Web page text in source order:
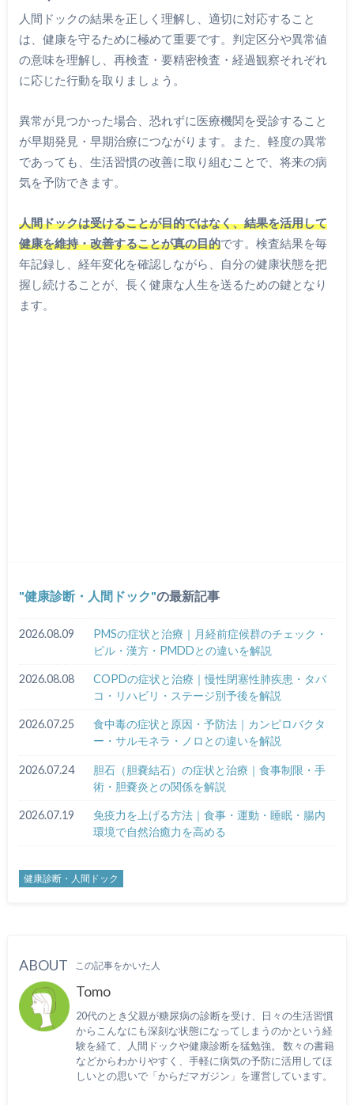
人間ドックの結果を正しく理解し、適切に対応すること
は、健康を守るために極めて重要です。判定区分や異常値
の意味を理解し、再検査・要精密検査・経過観察それぞれ
に応じた行動を取りましょう。
異常が見つかった場合、恐れずに医療機関を受診すること
が早期発見・早期治療につながります。また、軽度の異常
であっても、生活習慣の改善に取り組むことで、将来の病
気を予防できます。
人間ドックは受けることが目的ではなく、結果を活用して
健康を維持・改善することが真の目的です。検査結果を毎
年記録し、経年変化を確認しながら、自分の健康状態を把
握し続けることが、長く健康な人生を送るための鍵となり
ます。
健康診断・人間ドック の最新記事
2026.08.09
PMSの症状と治療｜月経前症候群のチェック・
ピル・漢方・PMDDとの違いを解説
2026.08.08
COPDの症状と治療｜慢性閉塞性肺疾患・タバ
コ・リハビリ・ステージ別予後を解説
2026.07.25
食中毒の症状と原因・予防法｜カンピロバクタ
ー・サルモネラ・ノロとの違いを解説
2026.07.24
胆石（胆嚢結石）の症状と治療｜食事制限・手
術・胆嚢炎との関係を解説
2026.07.19
免疫力を上げる方法｜食事・運動・睡眠・腸内
環境で自然治癒力を高める
健康診断・人間ドック
ABOUT この記事をかいた人
Tomo
20代のとき父親が糖尿病の診断を受け、日々の生活習慣
からこんなにも深刻な状態になってしまうのかという経
験を経て、人間ドックや健康診断を猛勉強。 数々の書籍
などからわかりやすく、手軽に病気の予防に活用してほ
しいとの思いで「からだマガジン」を運営しています。